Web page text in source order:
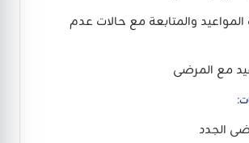
المواعيد والمتابعة مع حالات عدم
مع المرضى
الجدد